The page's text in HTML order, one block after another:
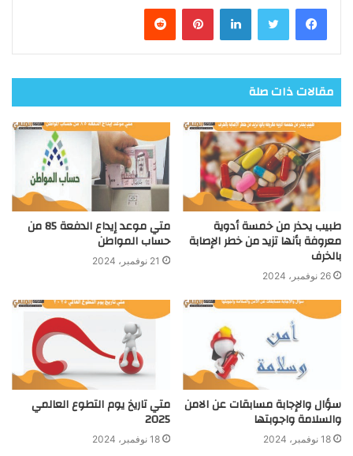
فيسبوك تويتر لينكدإن بينتيريست
مقالات ذات صلة
طبيب يحذر من خمسة أدوية
معروفة بأنها تزيد من خطر الإصابة
بالخرف
26 نوفمبر، 2024
متي موعد إيداع الدفعة 85 من
حساب المواطن
21 نوفمبر، 2024
سؤال والإجابة مسابقات عن الامن
والسلامة واجوبتها
18 نوفمبر، 2024
متي تاريخ يوم التطوع العالمي
2025
18 نوفمبر، 2024